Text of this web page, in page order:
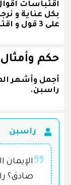
اقتباسات
بكل عناية و
على 3 قول و اقتباس من كلمات وكتابة راسبن.
حكم
أجمل وأشهر
راسبن.
راسبن
الإيمان
صادق؟